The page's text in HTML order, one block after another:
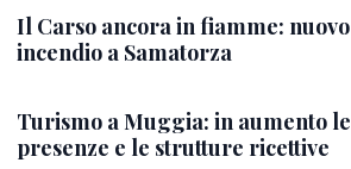
Il Carso ancora in fiamme: nuovo
incendio a Samatorza
Turismo a Muggia: in aumento le
presenze e le strutture ricettive